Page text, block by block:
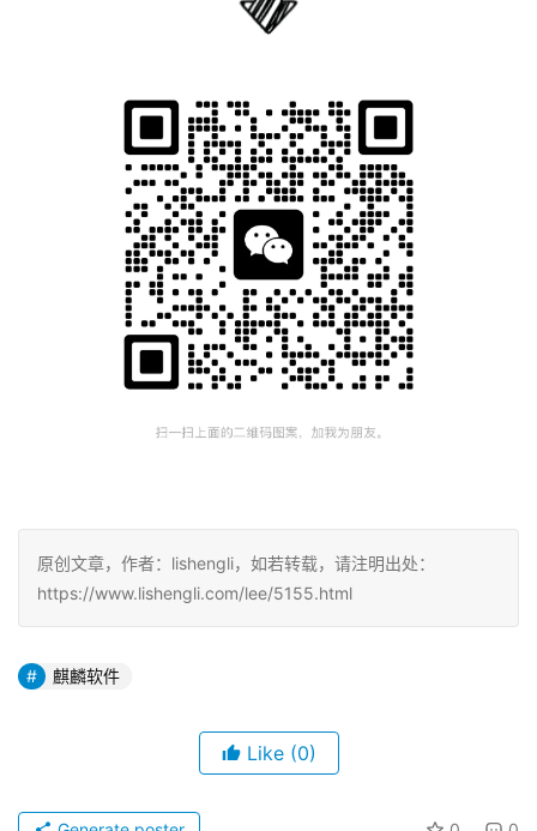
原创文章，作者：lishengli，如若转载，请注明出处：
https://www.lishengli.com/lee/5155.html
麒麟软件
Like (0)